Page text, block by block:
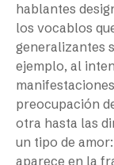
hablantes
los vocablos
generalizantes
ejemplo, al
preocupación
otra hasta las
un tipo de
aparece en la